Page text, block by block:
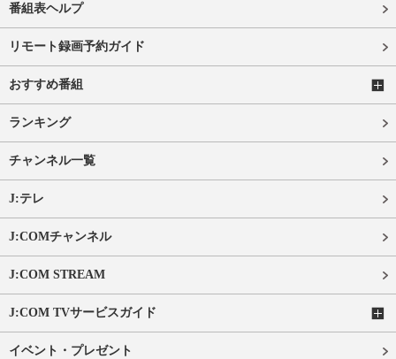
番組表ヘルプ
リモート録画予約ガイド
おすすめ番組
ランキング
チャンネル一覧
J:テレ
J:COMチャンネル
J:COM STREAM
J:COM TVサービスガイド
イベント・プレゼント